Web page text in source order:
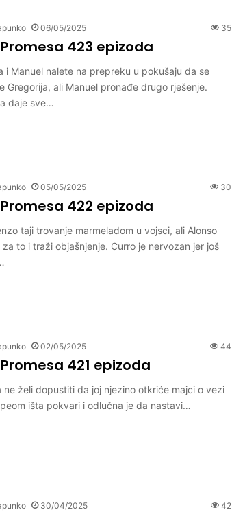
06/05/2025 35
423 epizoda
i Manuel nalete na prepreku u pokušaju da se
Gregorija, ali Manuel pronađe drugo rješenje.
daje sve…
05/05/2025 30
422 epizoda
taji trovanje marmeladom u vojsci, ali Alonso
za to i traži objašnjenje. Curro je nervozan jer još
02/05/2025 44
421 epizoda
ne želi dopustiti da joj njezino otkriće majci o vezi
išta pokvari i odlučna je da nastavi…
30/04/2025 42